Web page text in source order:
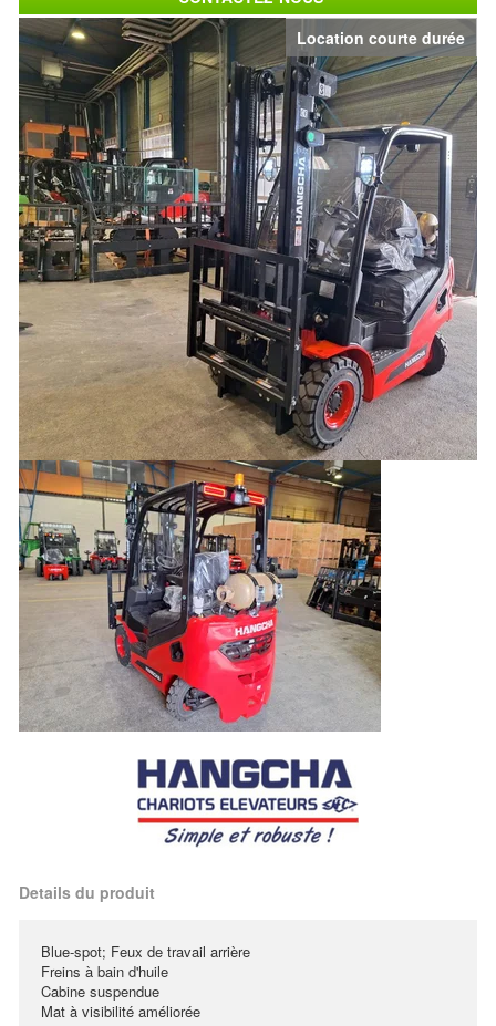
Location courte durée
Details du produit
Blue-spot; Feux de travail arrière
Freins à bain d'huile
Cabine suspendue
Mat à visibilité améliorée